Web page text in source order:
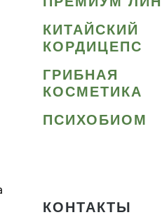
КИТАЙСКИЙ
КОРДИЦЕПС
ГРИБНАЯ
КОСМЕТИКА
ПСИХОБИОМ
КОНТАКТЫ